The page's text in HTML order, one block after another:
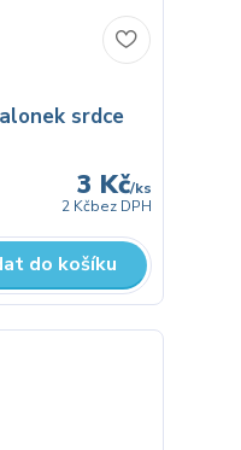
srdce
3 Kč/ks
2 Kčbez DPH
do košíku